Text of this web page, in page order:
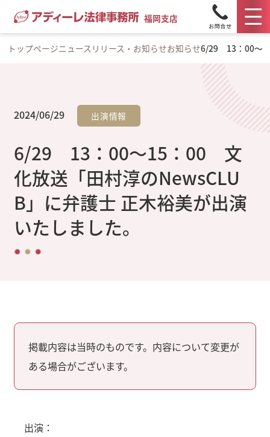
福岡支店
トップページニュースリリース・お知らせお知らせ6/29 13：00～
2024/06/29 出演情報
6/29 13：00～15：00 文
化放送「田村淳のNewsCLU
B」に弁護士 正木裕美が出演
いたしました。
掲載内容は当時のものです。内容について変更が
ある場合がございます。
出演：